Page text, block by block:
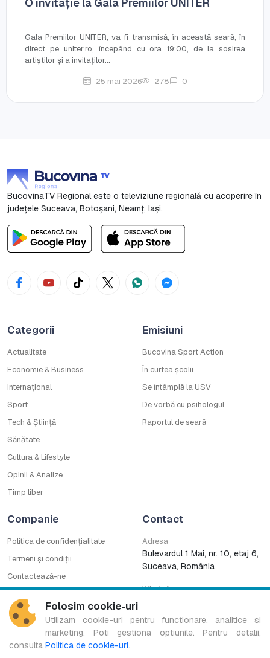
Gala Premiilor UNITER, va fi transmisă, în această seară, în
direct pe uniter.ro, începând cu ora 19:00, de la sosirea
artiștilor și a invitaților...
25 mai 2026 278 0
BucovinaTV Regional este o televiziune regională cu acoperire în
județele Suceava, Botoşani, Neamț, Iași.
Categorii
Actualitate
Economie & Business
Internațional
Sport
Tech & Știință
Sănătate
Cultura & Lifestyle
Opinii & Analize
Timp liber
Emisiuni
Bucovina Sport Action
În curtea școlii
Se întâmplă la USV
De vorbă cu psihologul
Raportul de seară
Companie
Politica de confidențialitate
Termeni și condiții
Contactează-ne
CNA
Contact
Adresa
Bulevardul 1 Mai, nr. 10, etaj 6,
Suceava, România
WhatsApp
Folosim cookie‑uri
Utilizam cookie-uri pentru functionare, analitice si
marketing. Poti gestiona optiunile. Pentru detalii,
consulta Politica de cookie-uri.